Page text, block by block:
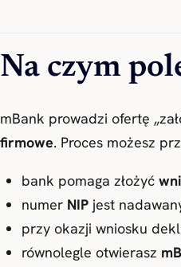
Na czym
mBank prowadzi ofertę
firmowe. Proces możesz
bank pomaga złożyć
numer NIP jest
przy okazji wniosku
równolegle otwierasz